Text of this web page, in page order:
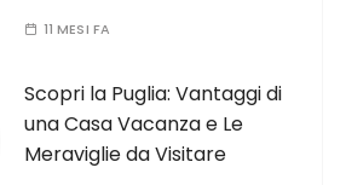
11 MESI FA
Scopri la Puglia: Vantaggi di
una Casa Vacanza e Le
Meraviglie da Visitare